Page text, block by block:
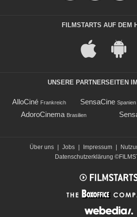
FILMSTARTS AUF DEM
UNSERE PARTNERSEITEN
AlloCiné Frankreich SensaCine Spanien
AdoroCinema Brasilien
Über uns | Jobs | Impressum |
Datenschutzerklärung